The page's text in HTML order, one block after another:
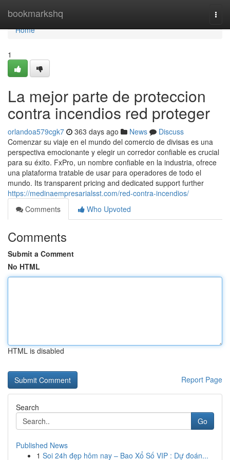
bookmarkshq
Home
Home
1
La mejor parte de proteccion
contra incendios red proteger
orlandoa579cgk7 363 days ago News
Discuss
Comenzar su viaje en el mundo del comercio de divisas es una
perspectiva emocionante y elegir un corredor confiable es crucial
para su éxito. FxPro, un nombre confiable en la industria, ofrece
una plataforma tratable de usar para operadores de todo el
mundo. Its transparent pricing and dedicated support further
https://medinaempresarialsst.com/red-contra-incendios/
Comments
Who Upvoted
Comments
Submit a Comment
No HTML
HTML is disabled
Report Page
Search
Go
Published News
1 Soi 24h đẹp hôm nay – Bao Xổ Số VIP : Dự đoán...